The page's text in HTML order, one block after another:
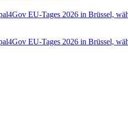
EU-Tages 2026 in Brüssel,
EU-Tages 2026 in Brüssel,